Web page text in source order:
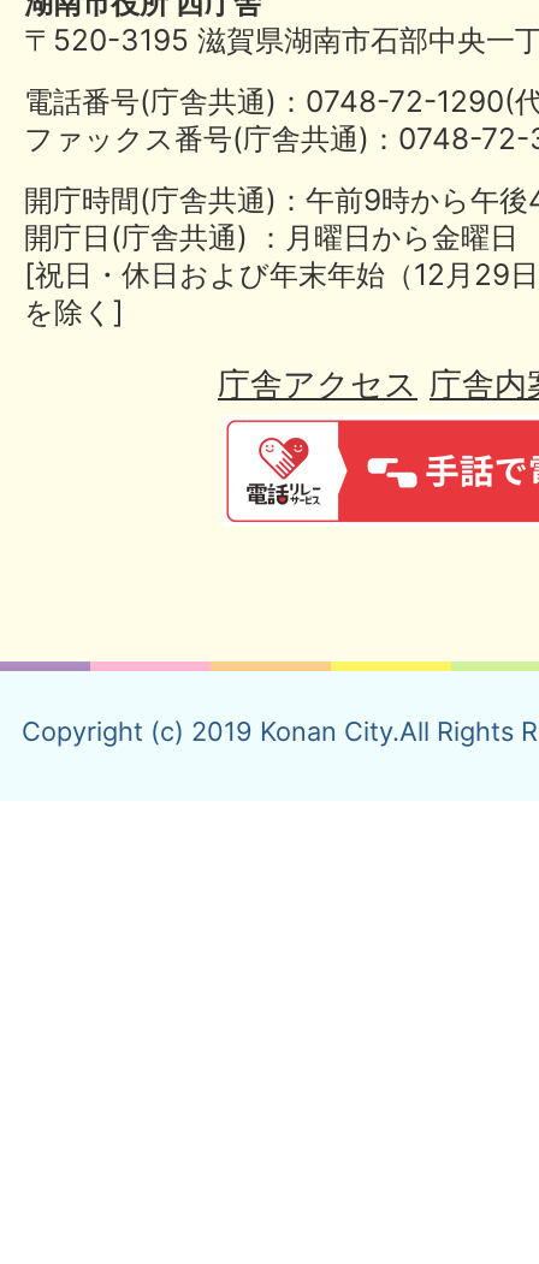
〒520-3195 滋賀県湖南市石部中央一
電話番号(庁舎共通)：0748-72-
ファックス番号(庁舎共通)：0748-
開庁時間(庁舎共通)：午前9時から午
開庁日(庁舎共通) ：月曜日から金曜日
[祝日・休日および年末年始（12月29
を除く]
庁舎アクセス 庁舎内
Copyright (c) 2019 Konan City.All Rights